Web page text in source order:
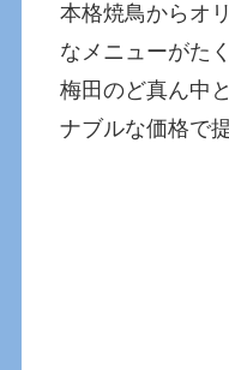
本格焼鳥からオ
なメニューがた
梅田のど真ん中
ナブルな価格で